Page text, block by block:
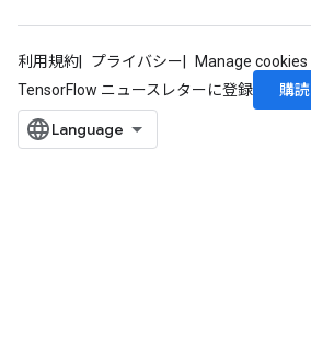
利用規約 プライバシー
Manage cookies
TensorFlow ニュースレターに登録
購読